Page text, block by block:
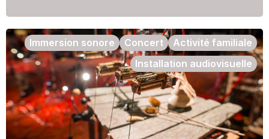
Activité familiale
Concert
Immersion sonore
Installation audiovisuelle